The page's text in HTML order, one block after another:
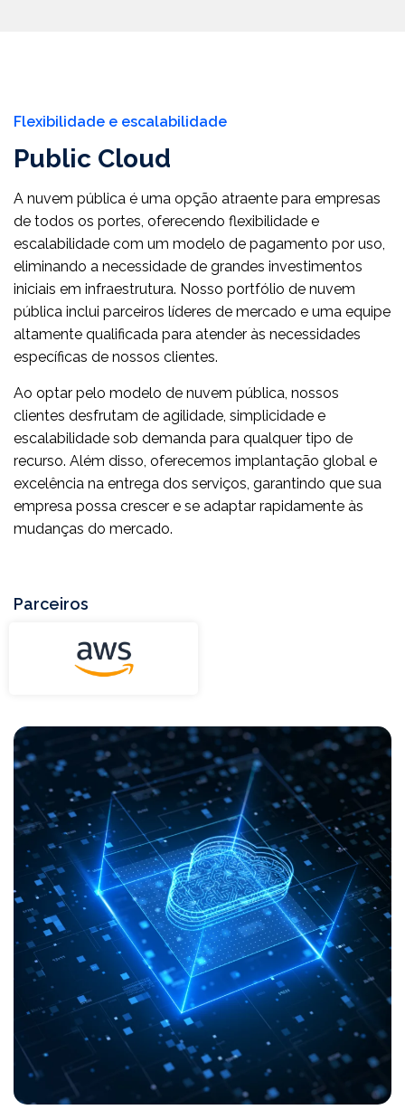
Flexibilidade e escalabilidade
Public Cloud
A nuvem pública é uma opção atraente para empresas
de todos os portes, oferecendo flexibilidade e
escalabilidade com um modelo de pagamento por uso,
eliminando a necessidade de grandes investimentos
iniciais em infraestrutura. Nosso portfólio de nuvem
pública inclui parceiros líderes de mercado e uma equipe
altamente qualificada para atender às necessidades
específicas de nossos clientes.
Ao optar pelo modelo de nuvem pública, nossos
clientes desfrutam de agilidade, simplicidade e
escalabilidade sob demanda para qualquer tipo de
recurso. Além disso, oferecemos implantação global e
excelência na entrega dos serviços, garantindo que sua
empresa possa crescer e se adaptar rapidamente às
mudanças do mercado.
Parceiros